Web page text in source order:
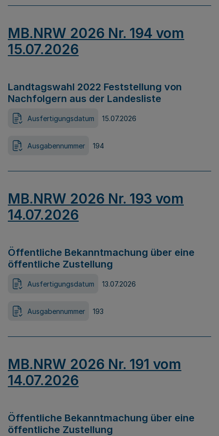
MB.NRW 2026 Nr. 194 vom
15.07.2026
Landtagswahl 2022 Feststellung von
Nachfolgern aus der Landesliste
Ausfertigungsdatum 15.07.2026
Ausgabennummer 194
MB.NRW 2026 Nr. 193 vom
14.07.2026
Öffentliche Bekanntmachung über eine
öffentliche Zustellung
Ausfertigungsdatum 13.07.2026
Ausgabennummer 193
MB.NRW 2026 Nr. 191 vom
14.07.2026
Öffentliche Bekanntmachung über eine
öffentliche Zustellung